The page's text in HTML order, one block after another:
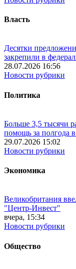
Власть
Десятки
закрепили в
28.07.2026 16:56
Новости рубрики
Политика
Больше 3,5 тысячи
помощь за полгода
29.07.2026 15:02
Новости рубрики
Экономика
Великобритания
"Центр-Инвест"
вчера, 15:34
Новости рубрики
Общество